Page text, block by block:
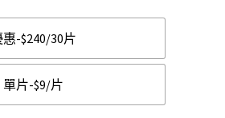
惠-$240/30片
單片-$9/片